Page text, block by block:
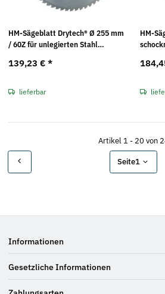
HM-Sägeblatt Drytech® Ø 255 mm
/ 60Z für unlegierten Stahl
139,23 € *
lieferbar
HM-
Artikel 1 - 20 von
Seite1
Informationen
Gesetzliche Informationen